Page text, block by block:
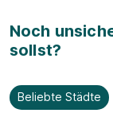
Noch
sollst?
Beliebte Städte